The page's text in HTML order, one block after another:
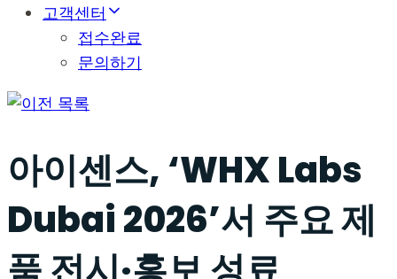
고객센터
접수완료
문의하기
목록
아이센스, ‘WHX Labs
Dubai 2026’서 주요 제